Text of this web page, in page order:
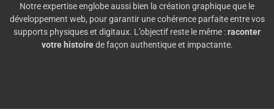
Notre expertise englobe aussi bien la création graphique que le
développement web, pour garantir une cohérence parfaite entre vos
supports physiques et digitaux. L’objectif reste le même :raconter
votre histoirede façon authentique et impactante.